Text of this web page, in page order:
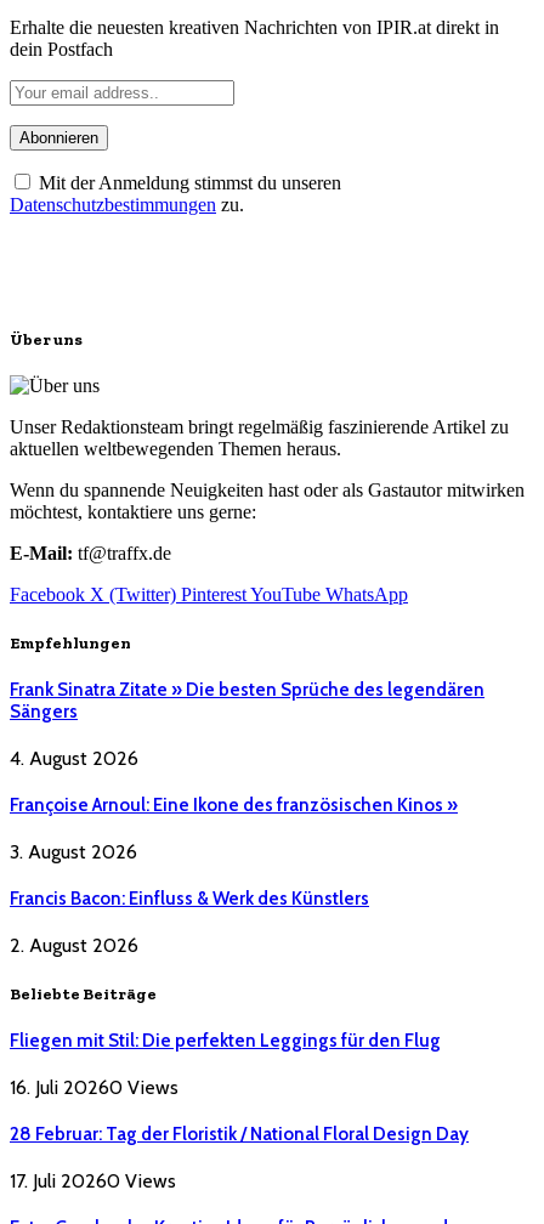
Erhalte die neuesten kreativen Nachrichten von IPIR.at direkt in
dein Postfach
Mit der Anmeldung stimmst du unseren
Datenschutzbestimmungen zu.
Über uns
Unser Redaktionsteam bringt regelmäßig faszinierende Artikel zu
aktuellen weltbewegenden Themen heraus.
Wenn du spannende Neuigkeiten hast oder als Gastautor mitwirken
möchtest, kontaktiere uns gerne:
E-Mail: tf@traffx.de
Facebook X (Twitter) PinterestYouTube WhatsApp
Empfehlungen
Frank Sinatra Zitate » Die besten Sprüche des legendären
Sängers
4. August 2026
Françoise Arnoul: Eine Ikone des französischen Kinos »
3. August 2026
Francis Bacon: Einfluss & Werk des Künstlers
2. August 2026
Beliebte Beiträge
Fliegen mit Stil: Die perfekten Leggings für den Flug
16. Juli 20260 Views
28 Februar: Tag der Floristik / National Floral Design Day
17. Juli 20260 Views